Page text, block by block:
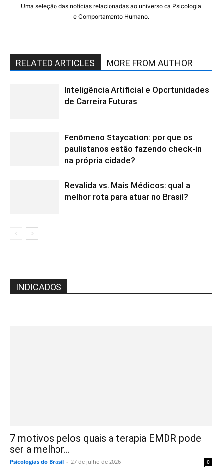
Uma seleção das notícias relacionadas ao universo da Psicologia
e Comportamento Humano.
RELATED ARTICLES MORE FROM AUTHOR
Inteligência Artificial e Oportunidades
de Carreira Futuras
Fenômeno Staycation: por que os
paulistanos estão fazendo check-in
na própria cidade?
Revalida vs. Mais Médicos: qual a
melhor rota para atuar no Brasil?
INDICADOS
7 motivos pelos quais a terapia EMDR pode
ser a melhor...
Psicologias do Brasil - 27 de julho de 2026 0